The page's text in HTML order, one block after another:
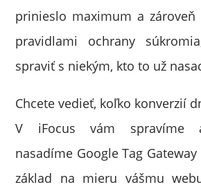
prinieslo maximum a
pravidlami ochrany
spraviť s niekým, kto to už
Chcete vedieť, koľko konverzií
V iFocus vám spravíme
nasadíme Google Tag
základ na mieru vášmu